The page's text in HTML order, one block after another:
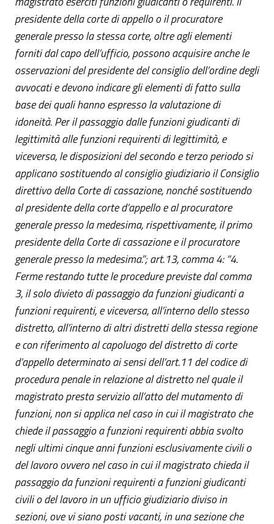
presidente della corte di appello o il procuratore
generale presso la stessa corte, oltre agli elementi
forniti dal capo dell’ufficio, possono acquisire anche le
osservazioni del presidente del consiglio dell’ordine degli
avvocati e devono indicare gli elementi di fatto sulla
base dei quali hanno espresso la valutazione di
idoneità. Per il passaggio dalle funzioni giudicanti di
legittimità alle funzioni requirenti di legittimità, e
viceversa, le disposizioni del secondo e terzo periodo si
applicano sostituendo al consiglio giudiziario il Consiglio
direttivo della Corte di cassazione, nonché sostituendo
al presidente della corte d’appello e al procuratore
generale presso la medesima, rispettivamente, il primo
presidente della Corte di cassazione e il procuratore
generale presso la medesima.”; art.13, comma 4: “4.
Ferme restando tutte le procedure previste dal comma
3, il solo divieto di passaggio da funzioni giudicanti a
funzioni requirenti, e viceversa, all’interno dello stesso
distretto, all’interno di altri distretti della stessa regione
e con riferimento al capoluogo del distretto di corte
d’appello determinato ai sensi dell’art.11 del codice di
procedura penale in relazione al distretto nel quale il
magistrato presta servizio all’atto del mutamento di
funzioni, non si applica nel caso in cui il magistrato che
chiede il passaggio a funzioni requirenti abbia svolto
negli ultimi cinque anni funzioni esclusivamente civili o
del lavoro ovvero nel caso in cui il magistrato chieda il
passaggio da funzioni requirenti a funzioni giudicanti
civili o del lavoro in un ufficio giudiziario diviso in
sezioni, ove vi siano posti vacanti, in una sezione che